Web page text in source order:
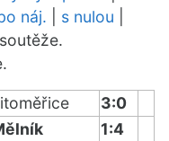
náj. s nulou
3:0
1:4